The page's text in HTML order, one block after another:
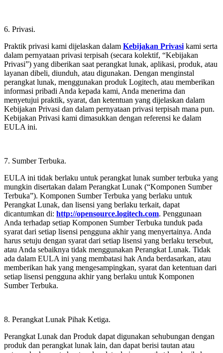
6. Privasi.
Praktik privasi kami dijelaskan dalam Kebijakan Privasi kami serta
dalam pernyataan privasi terpisah (secara kolektif, “Kebijakan
Privasi”) yang diberikan saat perangkat lunak, aplikasi, produk, atau
layanan dibeli, diunduh, atau digunakan. Dengan menginstal
perangkat lunak, menggunakan produk Logitech, atau memberikan
informasi pribadi Anda kepada kami, Anda menerima dan
menyetujui praktik, syarat, dan ketentuan yang dijelaskan dalam
Kebijakan Privasi dan dalam pernyataan privasi terpisah mana pun.
Kebijakan Privasi kami dimasukkan dengan referensi ke dalam
EULA ini.
7. Sumber Terbuka.
EULA ini tidak berlaku untuk perangkat lunak sumber terbuka yang
mungkin disertakan dalam Perangkat Lunak (“Komponen Sumber
Terbuka”). Komponen Sumber Terbuka yang berlaku untuk
Perangkat Lunak, dan lisensi yang berlaku terkait, dapat
dicantumkan di: http://opensource.logitech.com. Penggunaan
Anda terhadap setiap Komponen Sumber Terbuka tunduk pada
syarat dari setiap lisensi pengguna akhir yang menyertainya. Anda
harus setuju dengan syarat dari setiap lisensi yang berlaku tersebut,
atau Anda sebaiknya tidak menggunakan Perangkat Lunak. Tidak
ada dalam EULA ini yang membatasi hak Anda berdasarkan, atau
memberikan hak yang mengesampingkan, syarat dan ketentuan dari
setiap lisensi pengguna akhir yang berlaku untuk Komponen
Sumber Terbuka.
8. Perangkat Lunak Pihak Ketiga.
Perangkat Lunak dan Produk dapat digunakan sehubungan dengan
produk dan perangkat lunak lain, dan dapat berisi tautan atau